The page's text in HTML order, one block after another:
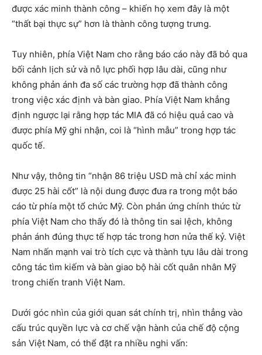
được xác minh thành công – khiến họ xem đây là một
“thất bại thực sự” hơn là thành công tượng trưng.
Tuy nhiên, phía Việt Nam cho rằng báo cáo này đã bỏ qua
bối cảnh lịch sử và nỗ lực phối hợp lâu dài, cũng như
không phản ánh đa số các trường hợp đã thành công
trong việc xác định và bàn giao. Phía Việt Nam khẳng
định ngược lại rằng hợp tác MIA đã có hiệu quả cao và
được phía Mỹ ghi nhận, coi là “hình mẫu” trong hợp tác
quốc tế.
Như vậy, thông tin “nhận 86 triệu USD mà chỉ xác minh
được 25 hài cốt” là nội dung được đưa ra trong một báo
cáo từ phía một tổ chức Mỹ. Còn phản ứng chính thức từ
phía Việt Nam cho thấy đó là thông tin sai lệch, không
phản ánh đúng thực tế hợp tác trong hơn nửa thế kỷ. Việt
Nam nhấn mạnh vai trò tích cực và thành tựu lâu dài trong
công tác tìm kiếm và bàn giao bộ hài cốt quân nhân Mỹ
trong chiến tranh Việt Nam.
Dưới góc nhìn của giới quan sát chính trị, nhìn thẳng vào
cấu trúc quyền lực và cơ chế vận hành của chế độ cộng
sản Việt Nam, có thể đặt ra nhiều nghi vấn: